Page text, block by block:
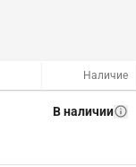
Наличие
В наличии